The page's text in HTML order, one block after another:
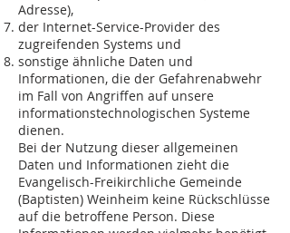
Adresse),
der Internet-Service-Provider des
zugreifenden Systems und
sonstige ähnliche Daten und
Informationen, die der Gefahrenabwehr
im Fall von Angriffen auf unsere
informationstechnologischen Systeme
dienen.
Bei der Nutzung dieser allgemeinen
Daten und Informationen zieht die
Evangelisch-Freikirchliche Gemeinde
(Baptisten) Weinheim keine Rückschlüsse
auf die betroffene Person. Diese